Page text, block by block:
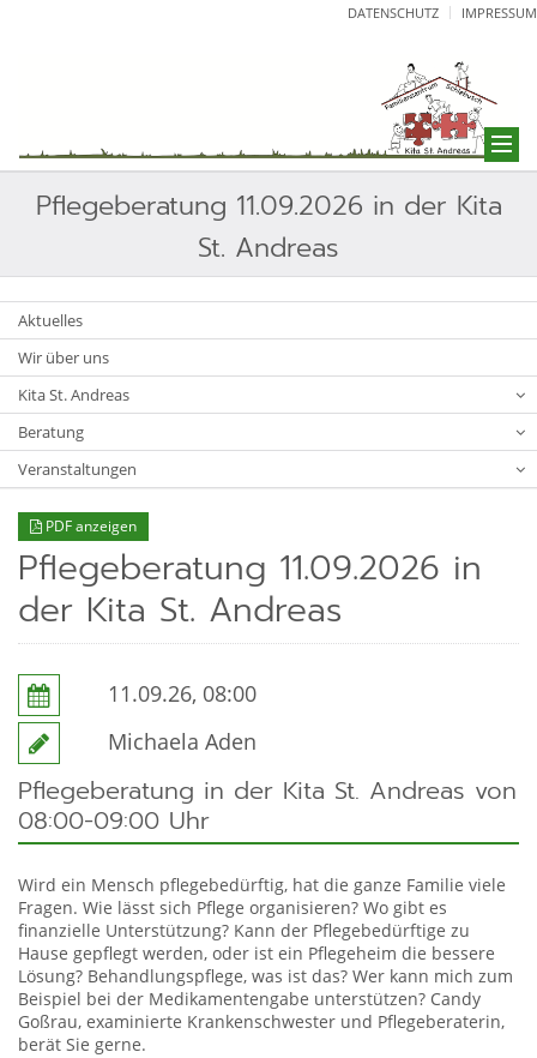
DATENSCHUTZ IMPRESSUM
Pflegeberatung 11.09.2026 in der Kita
St. Andreas
Aktuelles
Wir über uns
Kita St. Andreas
Beratung
Veranstaltungen
PDF anzeigen
Pflegeberatung 11.09.2026 in
der Kita St. Andreas
11.09.26, 08:00
Michaela Aden
Pflegeberatung in der Kita St. Andreas von
08:00-09:00 Uhr
Wird ein Mensch pflegebedürftig, hat die ganze Familie viele
Fragen. Wie lässt sich Pflege organisieren? Wo gibt es
finanzielle Unterstüt­zung? Kann der Pflegebedürftige zu
Hause gepflegt werden, oder ist ein Pfle­geheim die bessere
Lösung? Behandlungspflege, was ist das? Wer kann mich zum
Beispiel bei der Medikamentengabe unterstützen? Candy
Goßrau, examinierte Krankenschwester und Pflegeberaterin,
berät Sie gerne.